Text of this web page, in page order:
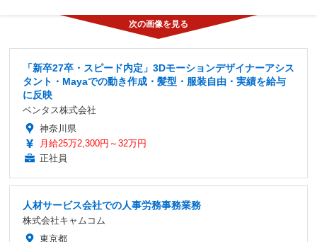
「新卒27卒・スピード内定」3Dモーションデザイナーアシス
タント・Mayaでの動き作成・髪型・服装自由・実績を給与
に反映
ベンタス株式会社
神奈川県
月給25万2,300円～32万円
正社員
人材サービス会社での人事労務事務業務
株式会社キャムコム
東京都